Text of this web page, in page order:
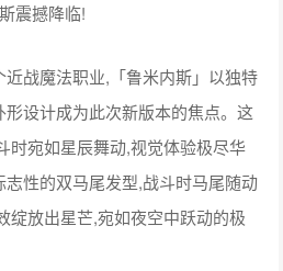
震撼降临!
战魔法职业,「鲁米内斯」以独特
设计成为此次新版本的焦点。这
时宛如星辰舞动,视觉体验极尽华
性的双马尾发型,战斗时马尾随动
绽放出星芒,宛如夜空中跃动的极